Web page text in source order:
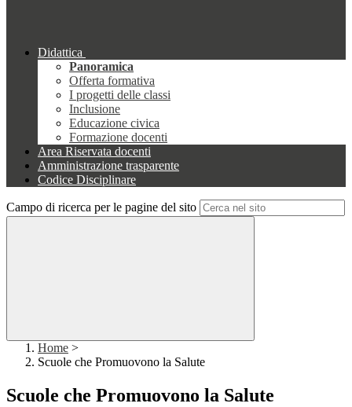
Didattica
Panoramica
Offerta formativa
I progetti delle classi
Inclusione
Educazione civica
Formazione docenti
Area Riservata docenti
Amministrazione trasparente
Codice Disciplinare
Campo di ricerca per le pagine del sito
Home >
Scuole che Promuovono la Salute
Scuole che Promuovono la Salute